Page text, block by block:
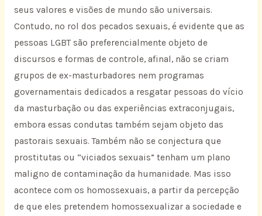
seus valores e visões de mundo são universais.
Contudo, no rol dos pecados sexuais, é evidente que as
pessoas LGBT são preferencialmente objeto de
discursos e formas de controle, afinal, não se criam
grupos de ex-masturbadores nem programas
governamentais dedicados a resgatar pessoas do vício
da masturbação ou das experiências extraconjugais,
embora essas condutas também sejam objeto das
pastorais sexuais. Também não se conjectura que
prostitutas ou “viciados sexuais” tenham um plano
maligno de contaminação da humanidade. Mas isso
acontece com os homossexuais, a partir da percepção
de que eles pretendem homossexualizar a sociedade e